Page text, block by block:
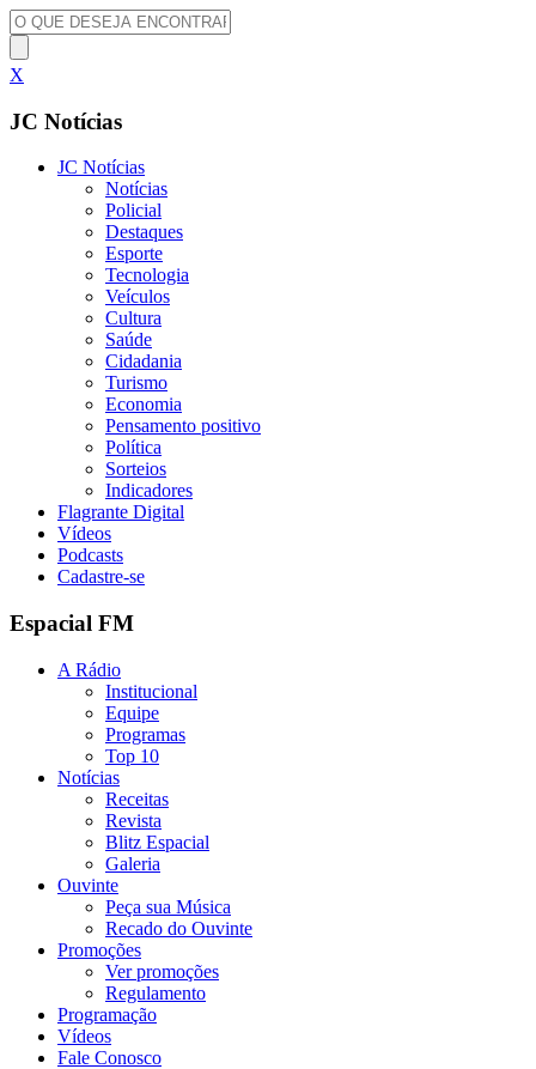
X
JC Notícias
JC Notícias
Notícias
Policial
Destaques
Esporte
Tecnologia
Veículos
Cultura
Saúde
Cidadania
Turismo
Economia
Pensamento positivo
Política
Sorteios
Indicadores
Flagrante Digital
Vídeos
Podcasts
Cadastre-se
Espacial FM
A Rádio
Institucional
Equipe
Programas
Top 10
Notícias
Receitas
Revista
Blitz Espacial
Galeria
Ouvinte
Peça sua Música
Recado do Ouvinte
Promoções
Ver promoções
Regulamento
Programação
Vídeos
Fale Conosco